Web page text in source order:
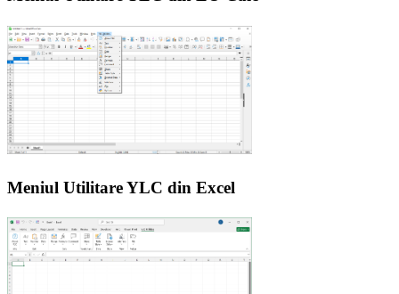
Meniul Utilitare YLC din Excel